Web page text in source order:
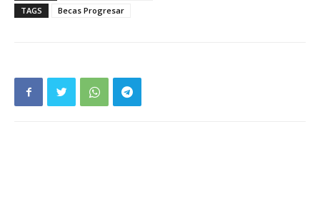
TAGS
Becas Progresar